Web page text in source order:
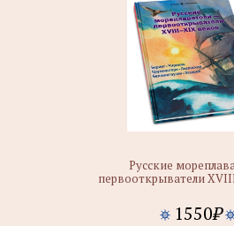
Русские
первооткрыватели
1550₽